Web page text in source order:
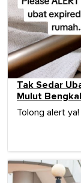
Tak Sedar
Mulut
Tolong alert ya!